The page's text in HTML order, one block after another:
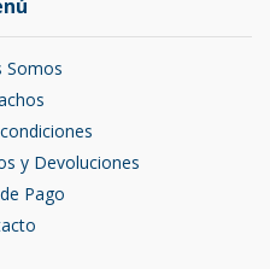
Somos
y Devoluciones
Pago